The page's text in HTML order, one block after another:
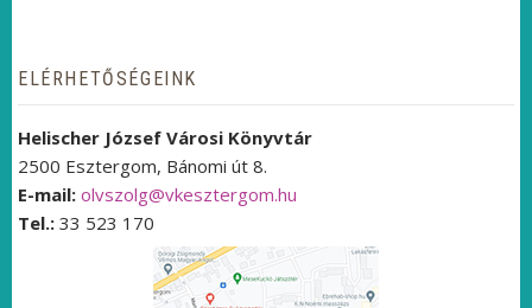
ELÉRHETŐSÉGEINK
Helischer József Városi Könyvtár
2500 Esztergom, Bánomi út 8.
E-mail: olvszolg@vkesztergom.hu
Tel.: 33 523 170